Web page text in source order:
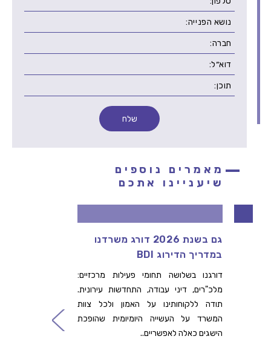
מאמרים נוספים
שיעניינו אתכם
גם בשנת 2026 דורג משרדנו
במדריך הדירוג BDI
דורגנו בשלושה תחומי פעילות מרכזיים:
מלכ"רים, דיני עבודה, התחדשות עירונית.
תודה ללקוחותינו על האמון ולכל צוות
המשרד על העשייה היומיומית שהופכת
הישגים כאלה לאפשריים..